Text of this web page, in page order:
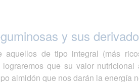
y sus
aquellos de tipo integral (más
que su valor
almidón que nos darán la energía